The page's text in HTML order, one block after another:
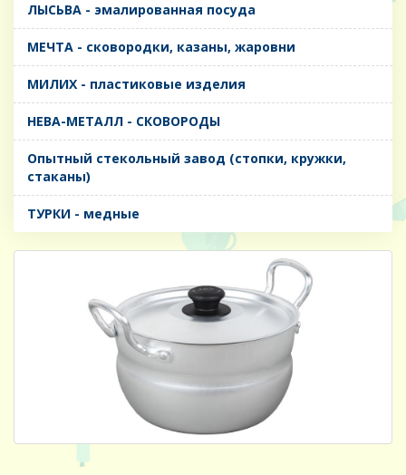
ЛЫСЬВА - эмалированная посуда
МЕЧТА - сковородки, казаны, жаровни
МИЛИХ - пластиковые изделия
НЕВА-МЕТАЛЛ - СКОВОРОДЫ
Опытный стекольный завод (стопки, кружки,
стаканы)
ТУРКИ - медные